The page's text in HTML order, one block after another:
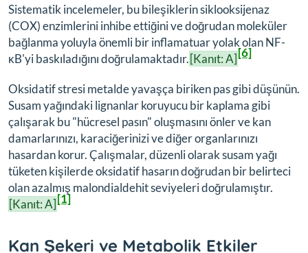
Sistematik incelemeler, bu bileşiklerin siklooksijenaz
(COX) enzimlerini inhibe ettiğini ve doğrudan moleküler
bağlanma yoluyla önemli bir inflamatuar yolak olan NF-
κB'yi baskıladığını doğrulamaktadır.[Kanıt: A][6]
Oksidatif stresi metalde yavaşça biriken pas gibi düşünün.
Susam yağındaki lignanlar koruyucu bir kaplama gibi
çalışarak bu "hücresel pasın" oluşmasını önler ve kan
damarlarınızı, karaciğerinizi ve diğer organlarınızı
hasardan korur. Çalışmalar, düzenli olarak susam yağı
tüketen kişilerde oksidatif hasarın doğrudan bir belirteci
olan azalmış malondialdehit seviyeleri doğrulamıştır.
[Kanıt: A][1]
Kan Şekeri ve Metabolik Etkiler